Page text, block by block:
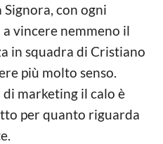
con ogni
vincere nemmeno il
in squadra di Cristiano
più molto senso.
marketing il calo è
per quanto riguarda